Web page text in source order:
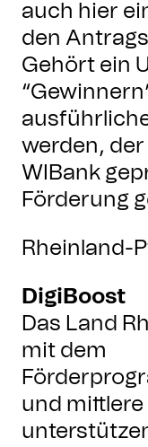
auch hier
den
Gehört ein
werden,
WIBank
Förderung
Rheinland-
DigiBoost
Das Land
mit dem
und